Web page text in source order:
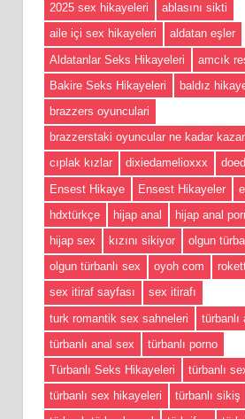
2025 sex hikayeleri
ablasını sikti
aile içi sex hikayeleri
aldatan eşler
Aldatanlar Seks Hikayeleri
amcık
Bakire Seks Hikayeleri
baldız
brazzers oyunculari
brazzerstaki oyuncular ne kadar
cıplak kızlar
dixiedamelioxxx
Ensest Hikaye
Ensest Hikayeler
hdxtürkçe
hijap anal hijap anal
hijap sex
kızını sikiyor
olgun
olgun türbanlı sex
oyoh com
sex itiraf sayfası
sex itirafı
turk romantik sex sahneleri
türbanlı
türbanlı anal sex
türbanlı porno
Türbanlı Seks Hikayeleri
türbanlı
türbanlı sex hikayeleri
türbanlı sikiş